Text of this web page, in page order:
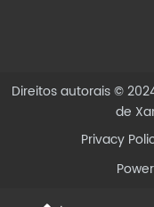
Direitos autorais ©
de
Privacy